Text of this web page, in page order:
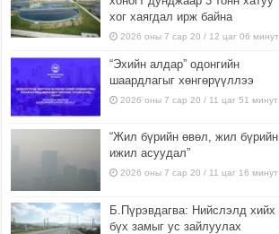
хог хаягдал ирж байна
2026 оны 7 сар 20 / 12 цаг 06 минут
“Эхийн алдар” одонгийн
шаардлагыг хөнгөрүүллээ
2026 оны 7 сар 20 / 11 цаг 51 минут
“Жил бүрийн өвөл, жил бүрийн
ижил асуудал”
2026 оны 7 сар 20 / 11 цаг 16 минут
Б.Пүрэвдагва: Нийслэлд хийх
бүх замыг ус зайлуулах